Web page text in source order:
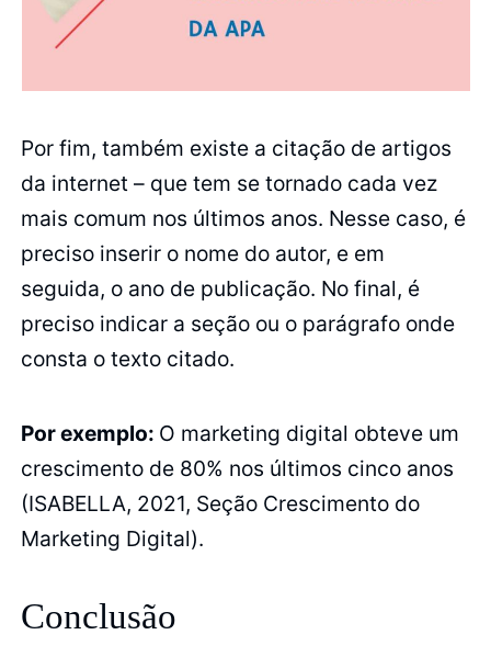
Por fim, também existe a citação de artigos
da internet – que tem se tornado cada vez
mais comum nos últimos anos. Nesse caso, é
preciso inserir o nome do autor, e em
seguida, o ano de publicação. No final, é
preciso indicar a seção ou o parágrafo onde
consta o texto citado.
Por exemplo: O marketing digital obteve um
crescimento de 80% nos últimos cinco anos
(ISABELLA, 2021, Seção Crescimento do
Marketing Digital).
Conclusão